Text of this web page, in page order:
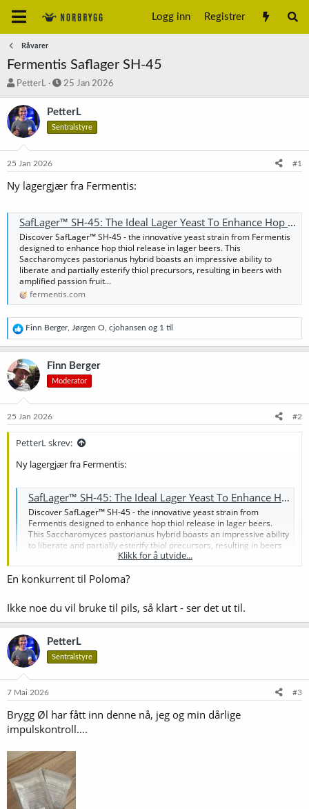
Logg inn Registrer
Råvarer
Fermentis Saflager SH-45
T
å
d
s
t
e
PetterL
S
a
r
t
o
25 Jan 2026
PetterL
Sentralstyre
25 Jan 2026 #1
Ny lagergjær fra Fermentis:
SafLager™ SH-45: The Ideal Lager Yeast To Enhance Hop Thiol Release
Discover SafLager™ SH-45 - the innovative yeast strain from Fermentis
designed to enhance hop thiol release in lager beers. This
Saccharomyces pastorianus hybrid boasts an impressive ability to
liberate and partially esterify thiol precursors, resulting in beers with
amplified passion fruit...
fermentis.com
R
e
a
k
s
j
o
e
Finn Berger, Jørgen O cjohansen og 1 til
Finn Berger
Moderator
25 Jan 2026 #2
PetterL skrev:
Ny lagergjær fra Fermentis:
SafLager™ SH-45: The Ideal Lager Yeast To Enhance Hop Thiol Release
Discover SafLager™ SH-45 - the innovative yeast strain from
Fermentis designed to enhance hop thiol release in lager beers.
This Saccharomyces pastorianus hybrid boasts an impressive ability
to liberate and partially esterify thiol precursors, resulting in beers
with amplified passion fruit...Klikk for å utvide...
En konkurrent til Poloma?
Ikke noe du vil bruke til pils, så klart - ser det ut til.
PetterL
Sentralstyre
7 Mai 2026 #3
Brygg Øl har fått inn denne nå, jeg og min dårlige
impulskontroll….